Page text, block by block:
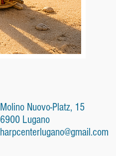
Molino Nuovo-Platz, 15
6900 Lugano
harpcenterlugano@gmail.com